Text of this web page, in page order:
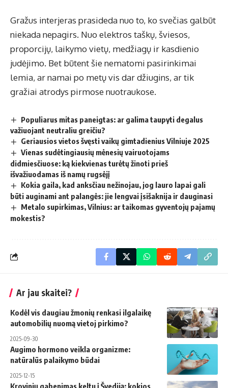
Gražus interjeras prasideda nuo to, ko svečias galbūt
niekada nepagirs. Nuo elektros taškų, šviesos,
proporcijų, laikymo vietų, medžiagų ir kasdienio
judėjimo. Bet būtent šie nematomi pasirinkimai
lemia, ar namai po metų vis dar džiugins, ar tik
gražiai atrodys pirmose nuotraukose.
Populiarus mitas paneigtas: ar galima taupyti degalus
važiuojant neutraliu greičiu?
Geriausios vietos švęsti vaikų gimtadienius Vilniuje 2025
Vienas sudėtingiausių mėnesių vairuotojams
didmiesčiuose: ką kiekvienas turėtų žinoti prieš
išvažiuodamas iš namų rugsėjį
Kokia gaila, kad anksčiau nežinojau, jog lauro lapai gali
būti auginami ant palangės: jie lengvai įsišaknija ir dauginasi
Metalo supirkimas, Vilnius: ar taikomas gyventojų pajamų
mokestis?
Ar jau skaitei?
Kodėl vis daugiau žmonių renkasi ilgalaikę
automobilių nuomą vietoj pirkimo?
2025-09-30
Augimo hormono veikla organizme:
natūralūs palaikymo būdai
2025-12-15
Krovinių gabenimas keltu į Švediją: kokios